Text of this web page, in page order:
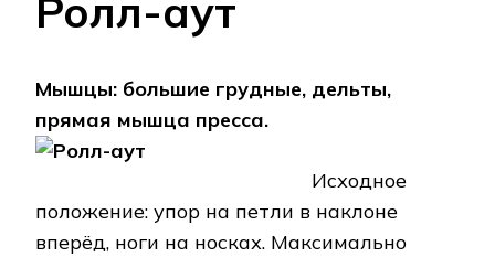
Ролл-аут
Мышцы: большие грудные, дельты,
прямая мышца пресса.
Исходное
положение: упор на петли в наклоне
вперёд, ноги на носках. Максимально